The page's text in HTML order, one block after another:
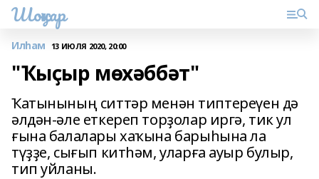
Шоңҡар
Илһам 13 ИЮЛЯ 2020, 20:00
"Ҡыҫыр мөхәббәт"
Ҡатынының ситтәр менән типтереүен дә
әлдән-әле еткереп торҙолар иргә, тик ул
ғына балалары хаҡына барыһына ла
түҙҙе, сығып китһәм, уларға ауыр булыр,
тип уйланы.